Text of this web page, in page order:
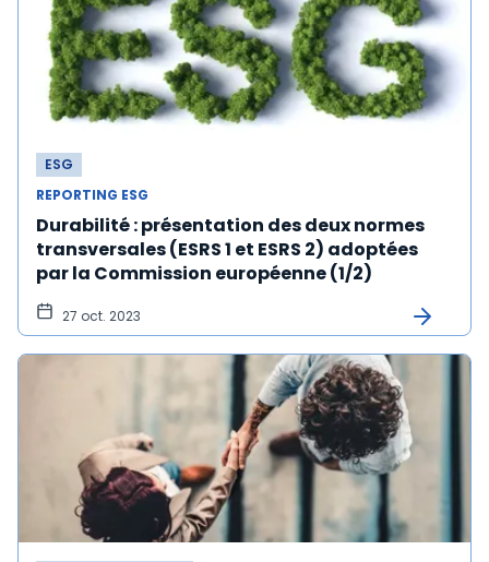
ESG
REPORTING ESG
Durabilité : présentation des deux normes
transversales (ESRS 1 et ESRS 2) adoptées
par la Commission européenne (1/2)
27 oct. 2023